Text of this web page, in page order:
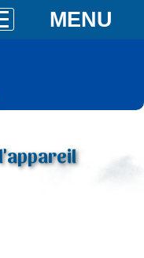
MENU